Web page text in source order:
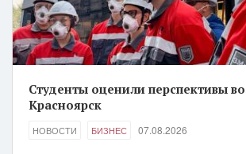
Студенты оценили перспективы
Красноярск
НОВОСТИ БИЗНЕС 07.08.2026